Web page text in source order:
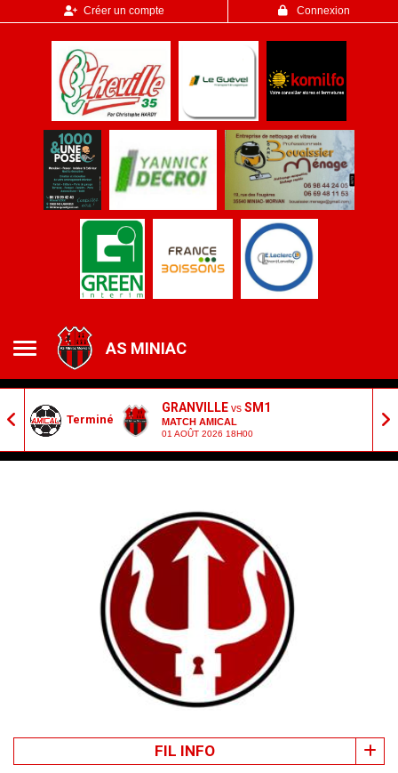
Créer un compte Connexion
AS MINIAC
Terminé
GRANVILLE vs SM1
MATCH AMICAL
01 AOÛT 2026 18H00
FIL INFO
Panneau de gestion des cookies